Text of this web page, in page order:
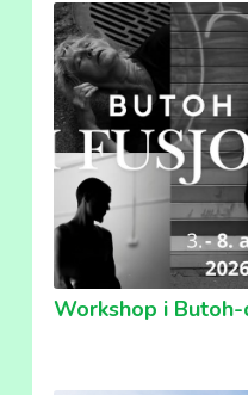
Workshop i